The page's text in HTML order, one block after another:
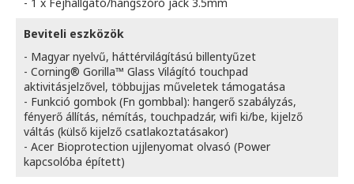
Beviteli eszközök
- Magyar nyelvű, háttérvilágítású billentyűzet
- Corning® Gorilla™ Glass Világító touchpad
aktivitásjelzővel, többujjas műveletek támogatása
- Funkció gombok (Fn gombbal): hangerő szabályzás,
fényerő állítás, némítás, touchpadzár, wifi ki/be, kijelző
váltás (külső kijelző csatlakoztatásakor)
- Acer Bioprotection ujjlenyomat olvasó (Power
kapcsolóba épített)